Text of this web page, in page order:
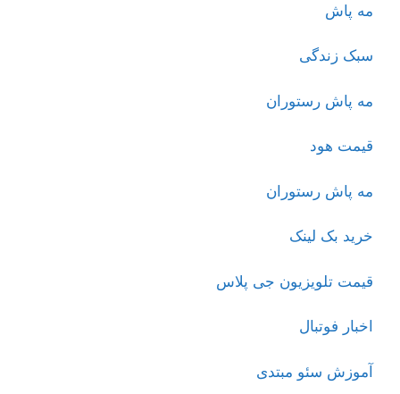
مه پاش
سبک زندگی
مه پاش رستوران
قیمت هود
مه پاش رستوران
خرید بک لینک
قیمت تلویزیون جی پلاس
اخبار فوتبال
آموزش سئو مبتدی